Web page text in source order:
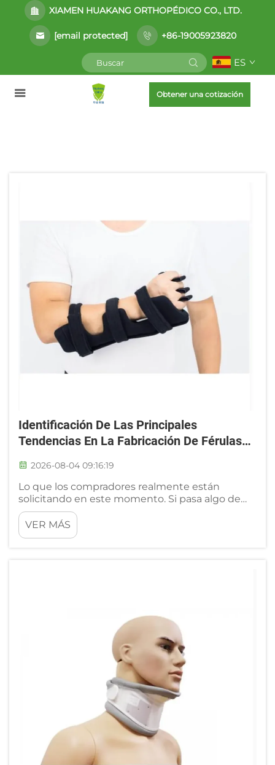
XIAMEN HUAKANG ORTHOPÉDICO CO., LTD.
[email protected] +86-19005923820
ES
Obtener una cotización
Identificación De Las Principales
Tendencias En La Fabricación De Férulas
2026-08-04 09:16:19
Lo que los compradores realmente están
solicitando en este momento. Si pasa algo de
tiempo hablando con los compradores de OEM
y los distribuidores ortopédicos, rápidamente
notará una clara diferencia respecto a las
VER MÁS